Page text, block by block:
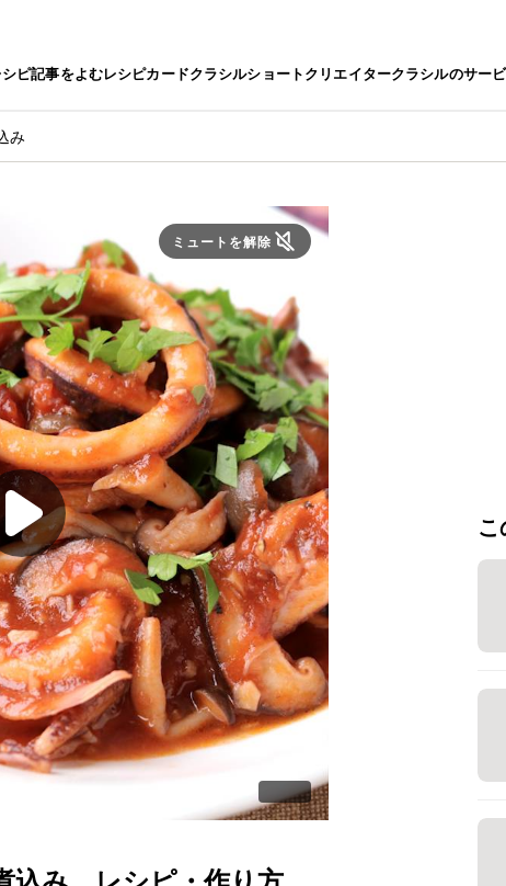
ピ記事をよむレシピカードクラシルショートクリエイタークラシルのサー
み
ミュートを解除